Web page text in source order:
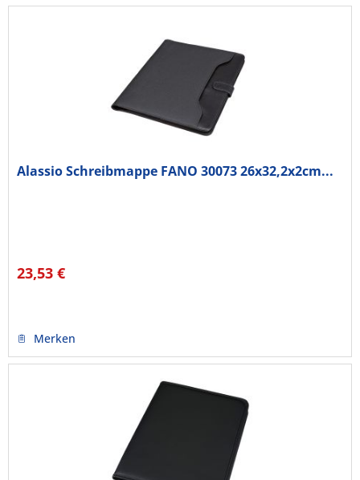
Alassio Schreibmappe FANO 30073 26x32,2x2cm...
23,53 €
Merken